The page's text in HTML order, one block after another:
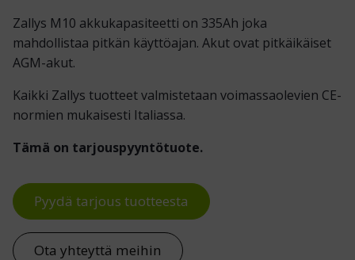
Zallys M10 akkukapasiteetti on 335Ah joka
mahdollistaa pitkän käyttöajan. Akut ovat pitkäikäiset
AGM-akut.
Kaikki Zallys tuotteet valmistetaan voimassaolevien CE-
normien mukaisesti Italiassa.
Tämä on tarjouspyyntötuote.
Pyydä tarjous tuotteesta
Ota yhteyttä meihin